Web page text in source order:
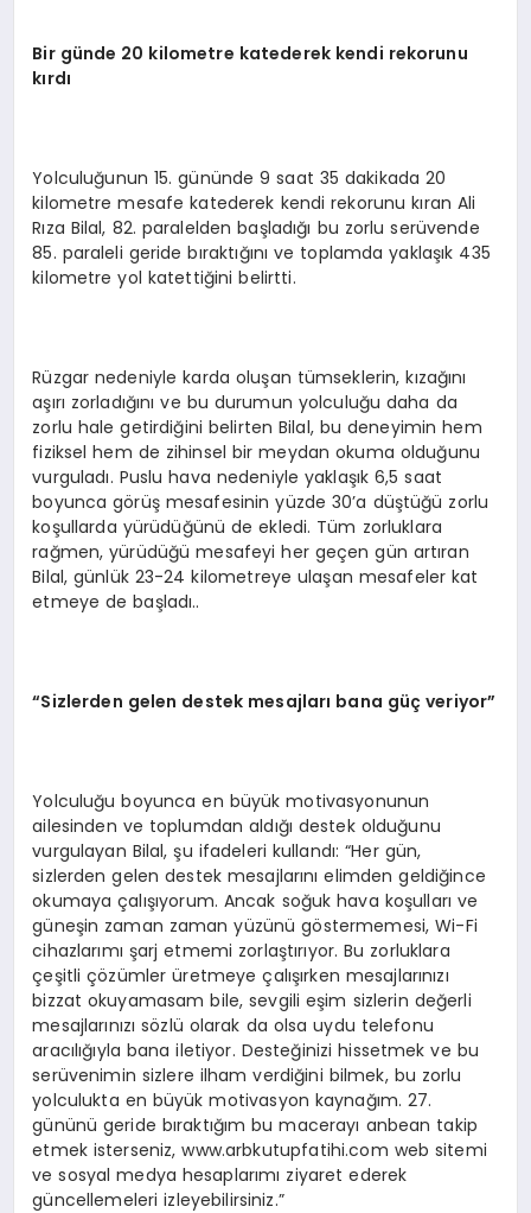
Bir günde 20 kilometre katederek kendi rekorunu
kırdı
Yolculuğunun 15. gününde 9 saat 35 dakikada 20
kilometre mesafe katederek kendi rekorunu kıran Ali
Rıza Bilal, 82. paralelden başladığı bu zorlu serüvende
85. paraleli geride bıraktığını ve toplamda yaklaşık 435
kilometre yol katettiğini belirtti.
Rüzgar nedeniyle karda oluşan tümseklerin, kızağını
aşırı zorladığını ve bu durumun yolculuğu daha da
zorlu hale getirdiğini belirten Bilal, bu deneyimin hem
fiziksel hem de zihinsel bir meydan okuma olduğunu
vurguladı. Puslu hava nedeniyle yaklaşık 6,5 saat
boyunca görüş mesafesinin yüzde 30’a düştüğü zorlu
koşullarda yürüdüğünü de ekledi. Tüm zorluklara
rağmen, yürüdüğü mesafeyi her geçen gün artıran
Bilal, günlük 23-24 kilometreye ulaşan mesafeler kat
etmeye de başladı..
“Sizlerden gelen destek mesajları bana güç veriyor”
Yolculuğu boyunca en büyük motivasyonunun
ailesinden ve toplumdan aldığı destek olduğunu
vurgulayan Bilal, şu ifadeleri kullandı: “Her gün,
sizlerden gelen destek mesajlarını elimden geldiğince
okumaya çalışıyorum. Ancak soğuk hava koşulları ve
güneşin zaman zaman yüzünü göstermemesi, Wi-Fi
cihazlarımı şarj etmemi zorlaştırıyor. Bu zorluklara
çeşitli çözümler üretmeye çalışırken mesajlarınızı
bizzat okuyamasam bile, sevgili eşim sizlerin değerli
mesajlarınızı sözlü olarak da olsa uydu telefonu
aracılığıyla bana iletiyor. Desteğinizi hissetmek ve bu
serüvenimin sizlere ilham verdiğini bilmek, bu zorlu
yolculukta en büyük motivasyon kaynağım. 27.
gününü geride bıraktığım bu macerayı anbean takip
etmek isterseniz, www.arbkutupfatihi.com web sitemi
ve sosyal medya hesaplarımı ziyaret ederek
güncellemeleri izleyebilirsiniz.”